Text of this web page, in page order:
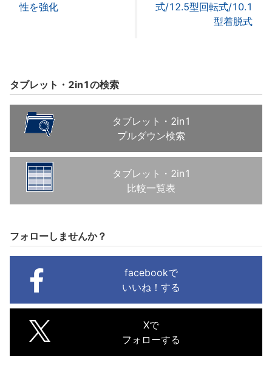
性を強化
式/12.5型回転式/10.1
型着脱式
タブレット・2in1の検索
タブレット・2in1
プルダウン検索
タブレット・2in1
比較一覧表
フォローしませんか？
facebookで
いいね！する
Xで
フォローする